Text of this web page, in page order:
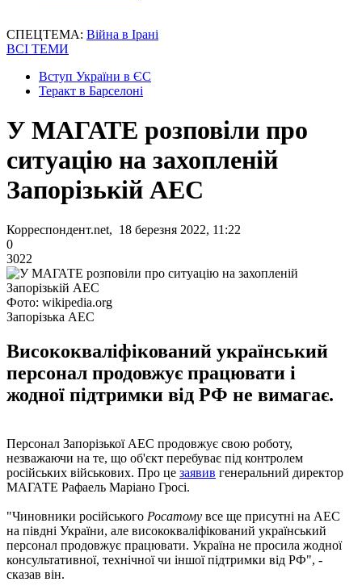
СПЕЦТЕМА: Війна в Ірані
ВСІ ТЕМИ
Вступ України в ЄС
Теракт в Барселоні
У МАГАТЕ розповіли про
ситуацію на захопленій
Запорізькій АЕС
Корреспондент.net, 18 березня 2022, 11:22
0
3022
Фото: wikipedia.org
Запорізька АЕС
Висококваліфікований український
персонал продовжує працювати і
жодної підтримки від РФ не вимагає.
Персонал Запорізької АЕС продовжує свою роботу,
незважаючи на те, що об'єкт перебуває під контролем
російських військових. Про це заявив генеральний директор
МАГАТЕ Рафаель Маріано Гросі.
"Чиновники російського Росатому все ще присутні на АЕС
на півдні України, але висококваліфікований український
персонал продовжує працювати. Україна не просила жодної
консультативної, технічної чи іншої підтримки від РФ", -
сказав він.